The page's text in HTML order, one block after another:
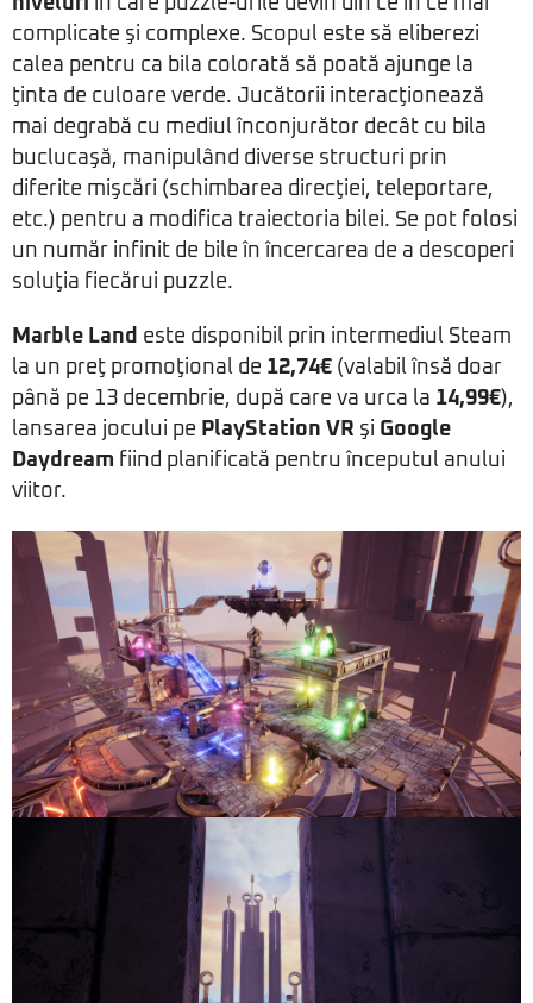
complicate şi complexe. Scopul este să eliberezi
calea pentru ca bila colorată să poată ajunge la
ţinta de culoare verde. Jucătorii interacţionează
mai degrabă cu mediul înconjurător decât cu bila
buclucaşă, manipulând diverse structuri prin
diferite mişcări (schimbarea direcţiei, teleportare,
etc.) pentru a modifica traiectoria bilei. Se pot folosi
un număr infinit de bile în încercarea de a descoperi
soluţia fiecărui puzzle.
Marble Land este disponibil prin intermediul Steam
la un preţ promoţional de 12,74€ (valabil însă doar
până pe 13 decembrie, după care va urca la 14,99€),
lansarea jocului pe PlayStation VR şi Google
Daydream fiind planificată pentru începutul anului
viitor.